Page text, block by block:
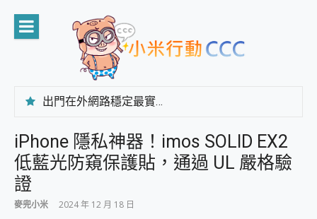
content
出門在外網路穩定最實在 「台灣大哥大」榮獲 4G/5G 在線率全球 NO.3 全台第一與全台六冠王實測心得，走到哪順到哪！
專為 PC上的 XBOX和掌機設計的 FireCuda X1070 SSD 固態硬碟開箱 評測
iPhone 隱私神器！imos SOLID EX2
低藍光防窺保護貼，通過 UL 嚴格驗
證
麥兜小米 2024 年 12 月 18 日